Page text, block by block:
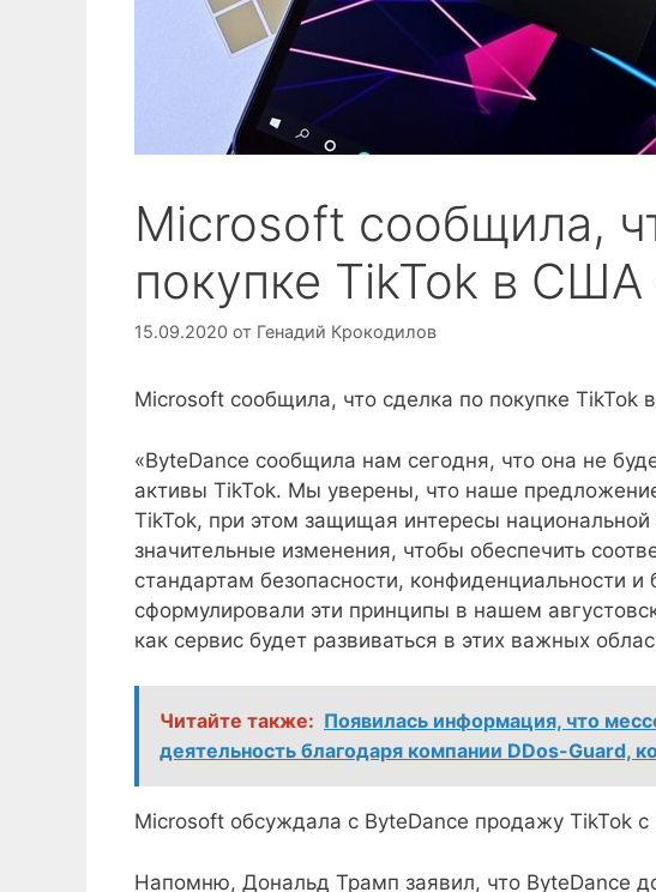
Microsoft сообщила,
покупке TikTok в
15.09.2020 от Генадий Крокодилов
Microsoft сообщила, что сделка по покупке
«ByteDance сообщила нам сегодня, что она не
активы TikTok. Мы уверены, что наше
TikTok, при этом защищая интересы
значительные изменения, чтобы обеспечить
стандартам безопасности, конфиденциальности
сформулировали эти принципы в нашем
как сервис будет развиваться в этих важных
Читайте также: Появилась информация, что
деятельность благодаря компании DDos-Guard,
Microsoft обсуждала с ByteDance продажу TikTok с
Напомню, Дональд Трамп заявил, что ByteDance